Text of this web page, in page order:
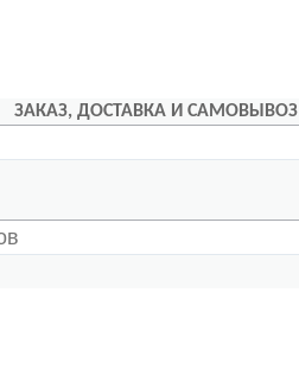
ЗАКАЗ, ДОСТАВКА И САМОВЫВОЗ